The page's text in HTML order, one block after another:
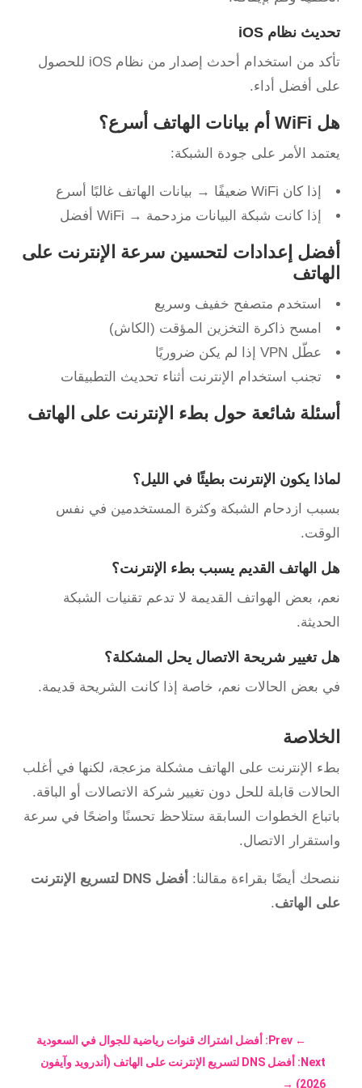
تحديث نظام iOS
تأكد من استخدام أحدث إصدار من نظام iOS للحصول
على أفضل أداء.
هل WiFi أم بيانات الهاتف أسرع؟
يعتمد الأمر على جودة الشبكة:
إذا كان WiFi ضعيفًا → بيانات الهاتف غالبًا أسرع
إذا كانت شبكة البيانات مزدحمة → WiFi أفضل
أفضل إعدادات لتحسين سرعة الإنترنت على
الهاتف
استخدم متصفح خفيف وسريع
امسح ذاكرة التخزين المؤقت (الكاش)
عطّل VPN إذا لم يكن ضروريًا
تجنب استخدام الإنترنت أثناء تحديث التطبيقات
أسئلة شائعة حول بطء الإنترنت على الهاتف
لماذا يكون الإنترنت بطيئًا في الليل؟
بسبب ازدحام الشبكة وكثرة المستخدمين في نفس
الوقت.
هل الهاتف القديم يسبب بطء الإنترنت؟
نعم، بعض الهواتف القديمة لا تدعم تقنيات الشبكة
الحديثة.
هل تغيير شريحة الاتصال يحل المشكلة؟
في بعض الحالات نعم، خاصة إذا كانت الشريحة قديمة.
الخلاصة
بطء الإنترنت على الهاتف مشكلة مزعجة، لكنها في أغلب
الحالات قابلة للحل دون تغيير شركة الاتصالات أو الباقة.
باتباع الخطوات السابقة ستلاحظ تحسنًا واضحًا في سرعة
واستقرار الاتصال.
ننصحك أيضًا بقراءة مقالنا:
أفضل DNS لتسريع الإنترنت
على الهاتف.
←Prev: أفضل اشتراك قنوات رياضية للجوال في السعودية
Next: أفضل DNS لتسريع الإنترنت على الهاتف (أندرويد وآيفون
2026)
→